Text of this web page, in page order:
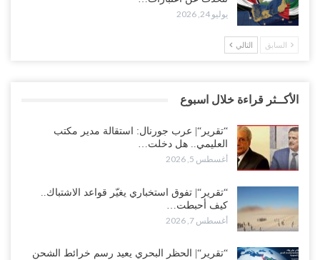
يوليو 24, 2026
السابق التالي
الأكــثر قراءة خلال اسبوع
“تقرير“| عرب جورنال: استقالة مدير مكتب
العليمي.. هل دخلت…
أغسطس 5, 2026
“تقرير“| تفوق استخباري يغيّر قواعد الاشتباك..
كيف أحبطت…
أغسطس 7, 2026
“تقرير“| الحظر البحري يعيد رسم خرائط الشحن